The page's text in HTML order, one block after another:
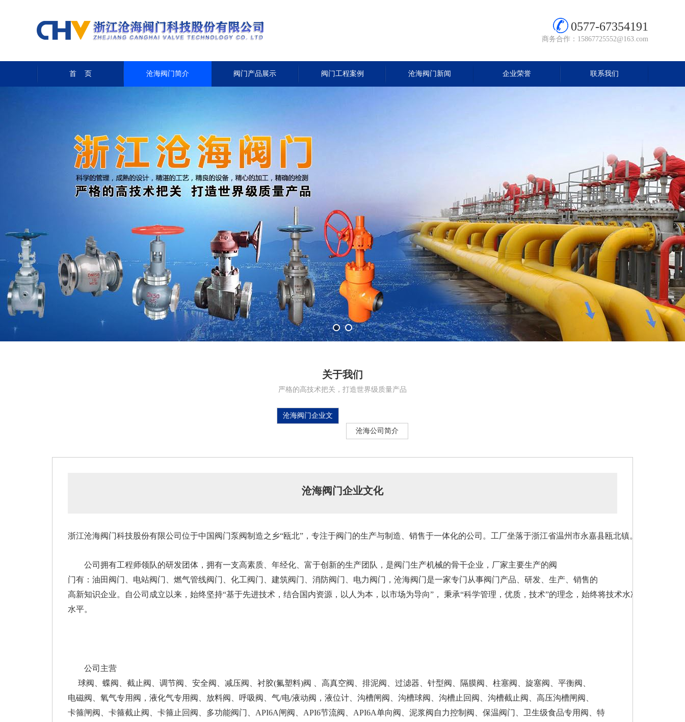
0577-67354191
商务合作：15867725552@163.com
首 页 沧海阀门简介 阀门产品展示 阀门工程案例 沧海阀门新闻 企业荣誉 联系我们
关于我们
严格的高技术把关，打造世界级质量产品
沧海阀门企业文
沧海公司简介
沧海阀门企业文化
浙江沧海阀门科技股份有限公司位于中国阀门泵阀制造之乡“瓯北”，专注于阀门的生产与制造、销售于一体化的公司。工厂坐落于浙江省温州市永嘉县瓯北镇。
公司拥有工程师领队的研发团体，拥有一支高素质、年经化、富于创新的生产团队，是阀门生产机械的骨干企业，厂家主要生产的阀
门有：油田阀门、电站阀门、燃气管线阀门、化工阀门、建筑阀门、消防阀门、电力阀门，沧海阀门是一家专门从事阀门产品、研发、生产、销售的
高新知识企业。自公司成立以来，始终坚持“基于先进技术，结合国内资源，以人为本，以市场为导向”， 秉承“科学管理，优质 ，技术”的理念，始终将技术水准、产品质
水平。
公司主营
球阀、蝶阀、截止阀、调节阀、安全阀、减压阀、衬胶(氟塑料)阀 、高真空阀、排泥阀、过滤器、针型阀、隔膜阀、柱塞阀、旋塞阀、平衡阀、
电磁阀、氧气专用阀，液化气专用阀、放料阀、呼吸阀、气/电/液动阀，液位计、沟槽闸阀、沟槽球阀、沟槽止回阀、沟槽截止阀、高压沟槽闸阀、
卡箍闸阀、卡箍截止阀、卡箍止回阀、多功能阀门、API6A闸阀、API6节流阀、API6A单向阀、泥浆阀自力控制阀、保温阀门、卫生级食品专用阀、特